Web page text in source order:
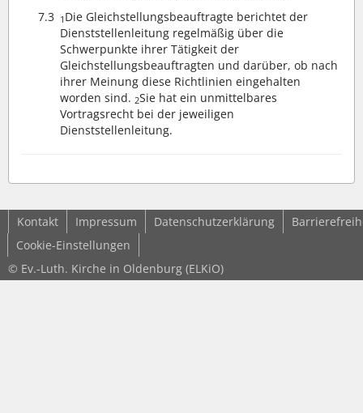
7.3
1 Die Gleichstellungsbeauftragte berichtet der
Dienststellenleitung regelmäßig über die
Schwerpunkte ihrer Tätigkeit der
Gleichstellungsbeauftragten und darüber, ob nach
ihrer Meinung diese Richtlinien eingehalten
worden sind. 2Sie hat ein unmittelbares
Vortragsrecht bei der jeweiligen
Dienststellenleitung.
Kontakt Impressum Datenschutzerklärung
Cookie-Einstellungen
© Ev.-Luth. Kirche in Oldenburg (ELKiO)